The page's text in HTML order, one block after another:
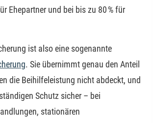
Ehepartner und bei bis zu 80 % für
ist also eine sogenannte
. Sie übernimmt genau den Anteil
die Beihilfeleistung nicht abdeckt, und
Schutz sicher – bei
stationären